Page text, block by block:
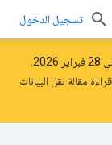
تسجيل الدخول
مقالة نقل البيانات